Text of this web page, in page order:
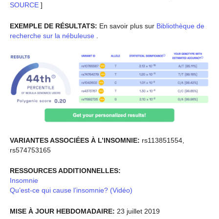
SOURCE ]
EXEMPLE DE RÉSULTATS: En savoir plus sur Bibliothèque de
recherche sur la nébuleuse
VARIANTES ASSOCIÉES À L’INSOMNIE: rs113851554,
rs574753165
RESSOURCES ADDITIONNELLES:
Insomnie
Qu’est-ce qui cause l’insomnie? (Vidéo)
MISE À JOUR HEBDOMADAIRE: 23 juillet 2019